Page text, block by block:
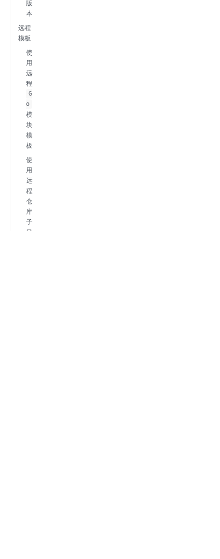
版
本
远程
模板
使
用
远
程
G
o
模
块
模
板
使
用
远
程
仓
库
子
目